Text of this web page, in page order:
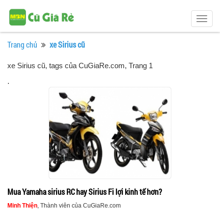
Trang chủ xe Sirius cũ
xe Sirius cũ, tags của CuGiaRe.com, Trang 1
.
Mua Yamaha sirius RC hay Sirius Fi lợi kinh tế hơn?
Minh Thiện, Thành viên của CuGiaRe.com